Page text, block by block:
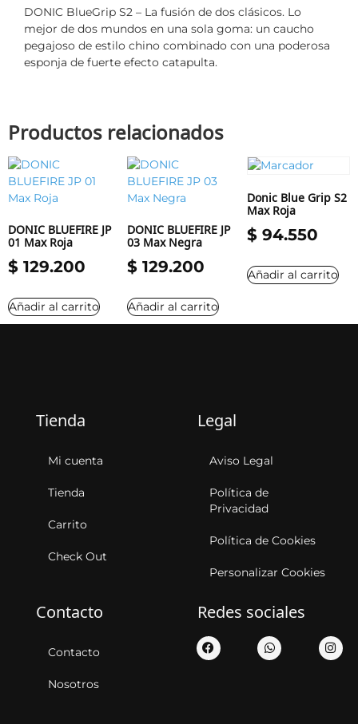
DONIC BlueGrip S2 – La fusión de dos clásicos. Lo
mejor de dos mundos en una sola goma: un caucho
pegajoso de estilo chino combinado con una poderosa
esponja de fuerte efecto catapulta.
Productos relacionados
DONIC BLUEFIRE JP
01 Max Roja
$ 129.200
Añadir al carrito
DONIC BLUEFIRE JP
03 Max Negra
$ 129.200
Añadir al carrito
Donic Blue Grip S2
Max Roja
$94.550
Añadir al carrito
Tienda
Mi cuenta
Tienda
Carrito
Check Out
Legal
Aviso Legal
Política de
Privacidad
Política de Cookies
Personalizar Cookies
Contacto
Contacto
Nosotros
Redes sociales